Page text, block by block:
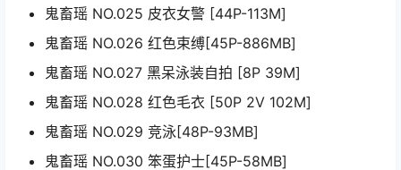
鬼畜瑶 NO.025 皮衣女警 [44P-113M]
鬼畜瑶 NO.026 红色束缚[45P-886MB]
鬼畜瑶 NO.027 黑呆泳装自拍 [8P 39M]
鬼畜瑶 NO.028 红色毛衣 [50P 2V 102M]
鬼畜瑶 NO.029 竞泳[48P-93MB]
鬼畜瑶 NO.030 笨蛋护士[45P-58MB]